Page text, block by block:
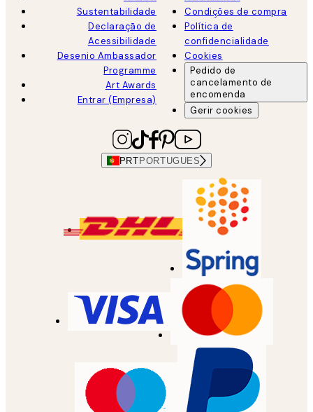
Sustentabilidade
Declaração de
Acessibilidade
Desenio Ambassador
Programme
Art Awards
Entrar (Empresa)
Condições de compra
Política de
confidencialidade
Cookies
Pedido de
cancelamento de
encomenda
Gerir cookies
PRT PORTUGUES